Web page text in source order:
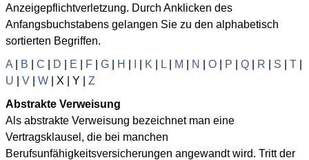
Anzeigepflichtverletzung. Durch Anklicken des
Anfangsbuchstabens gelangen Sie zu den alphabetisch
sortierten Begriffen.
A
B C D E F G H K L M N O P Q R S T
U
V W | X | Y | Z
Abstrakte Verweisung
Als abstrakte Verweisung bezeichnet man eine
Vertragsklausel, die bei manchen
Berufsunfähigkeitsversicherungen angewandt wird. Tritt der